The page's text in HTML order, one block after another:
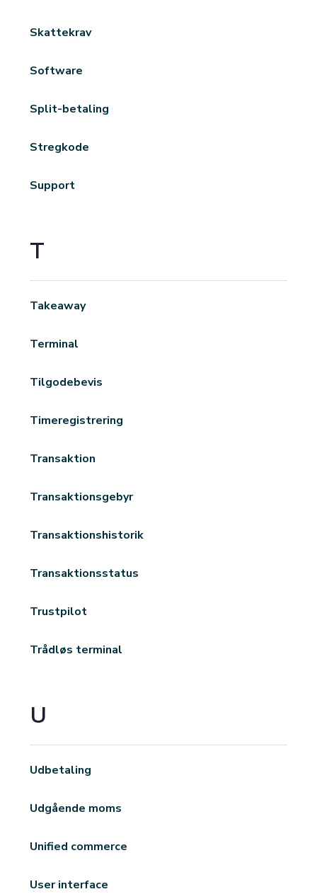
Skattekrav
Software
Split-betaling
Stregkode
Support
T
Takeaway
Terminal
Tilgodebevis
Timeregistrering
Transaktion
Transaktionsgebyr
Transaktionshistorik
Transaktionsstatus
Trustpilot
Trådløs terminal
U
Udbetaling
Udgående moms
Unified commerce
User interface